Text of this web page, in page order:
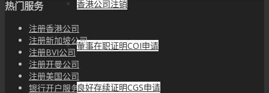
香港公司注销
董事在职证明COI申请
良好存续证明CGS申请
热门服务
注册香港公司
注册新加坡公司
注册BVI公司
注册开曼公司
注册美国公司
银行开户服务